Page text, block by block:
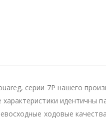
серии 7P нашего
идентичны
ходовые